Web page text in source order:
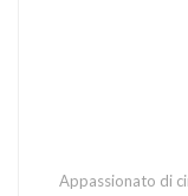
Appassionato di